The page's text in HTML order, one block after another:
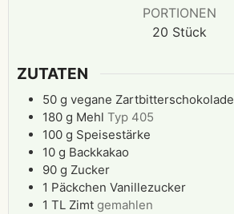
PORTIONEN
20 Stück
ZUTATEN
50 g vegane Zartbitterschokolade
180 g Mehl Typ 405
100 g Speisestärke
10 g Backkakao
90 g Zucker
1 Päckchen Vanillezucker
1 TL Zimt gemahlen